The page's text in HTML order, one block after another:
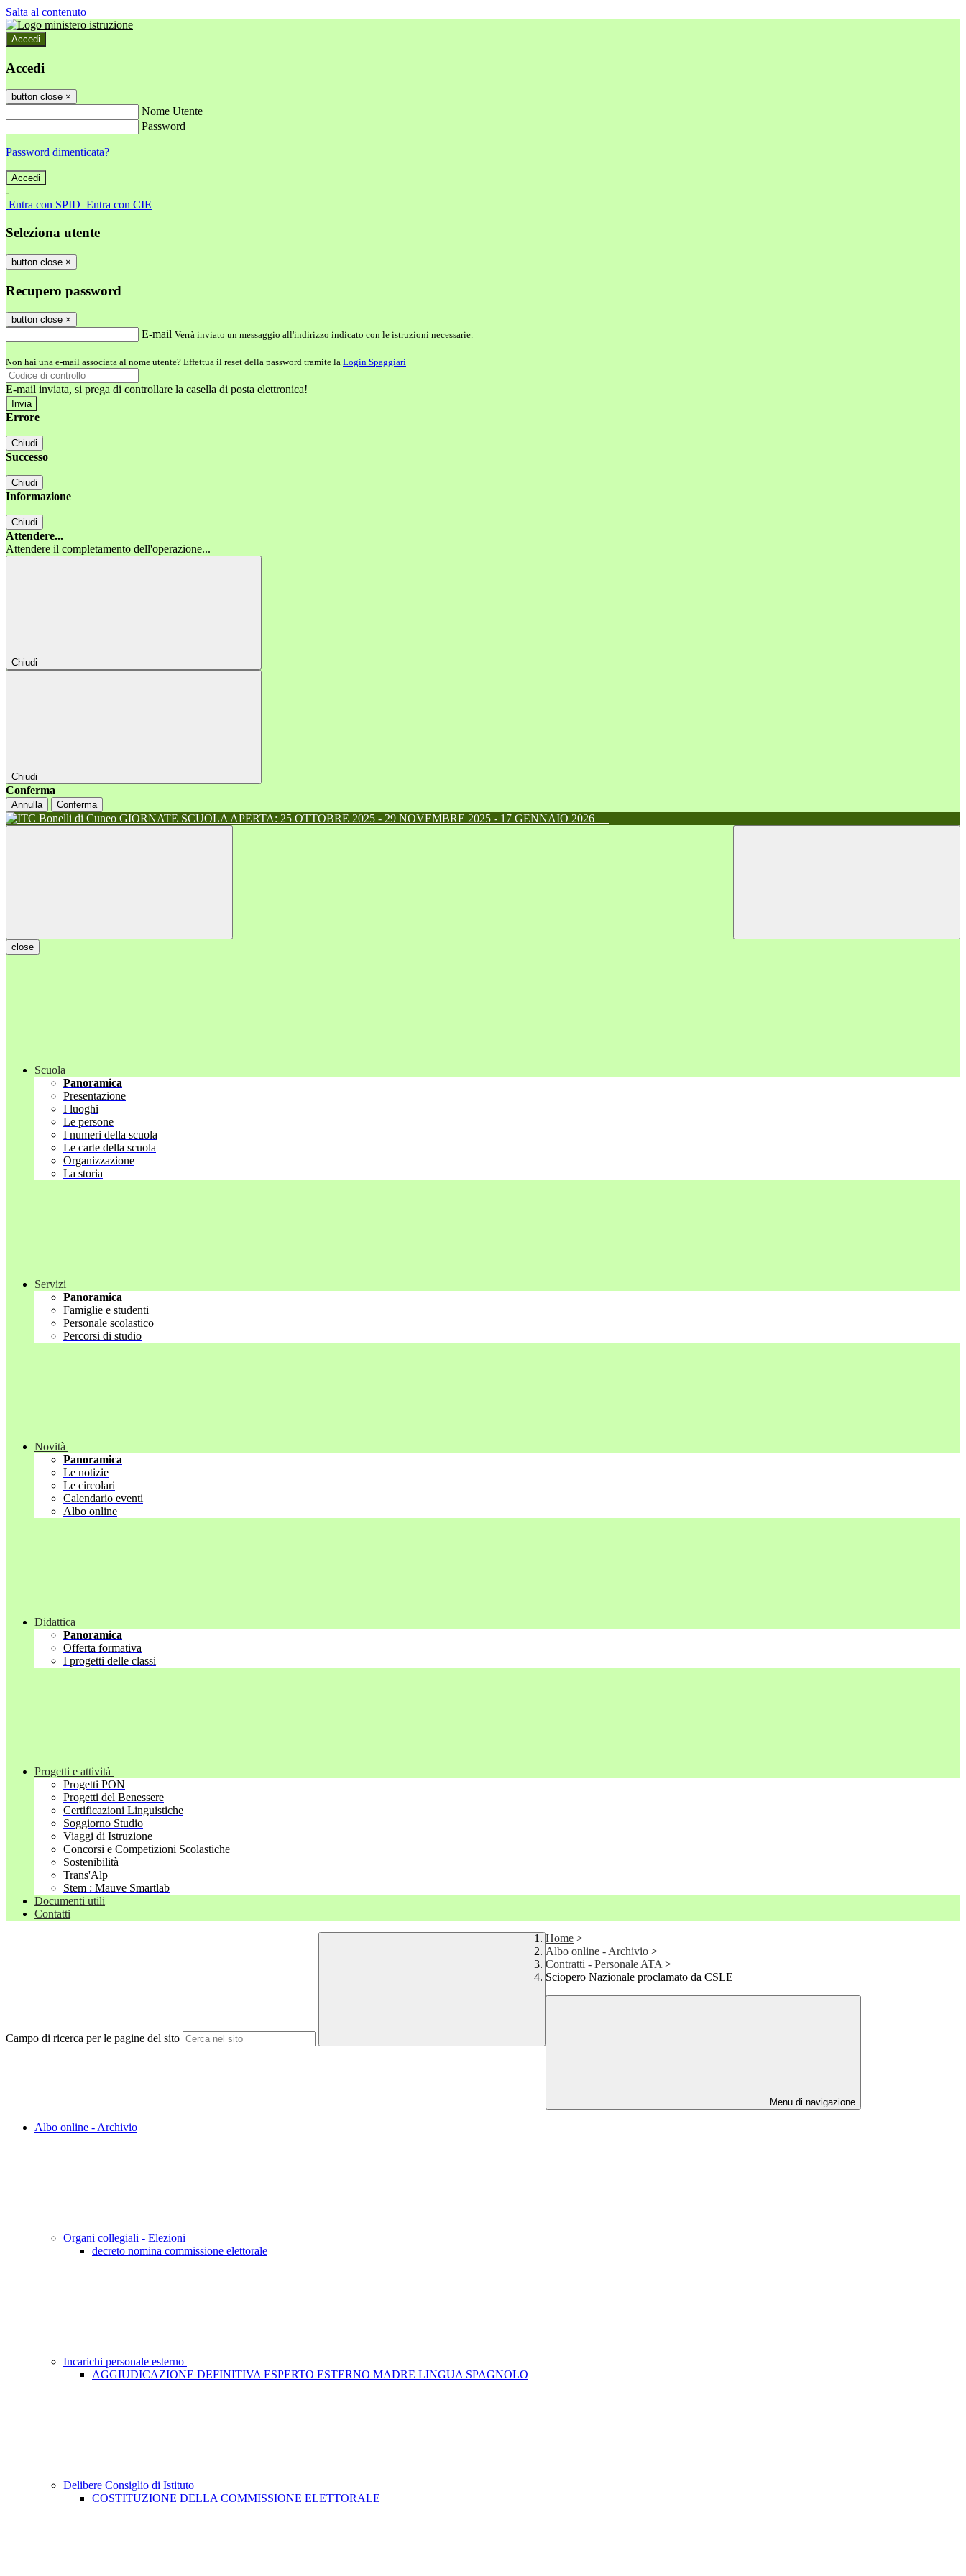
Salta al contenuto
Accedi
Accedi
button close ×
Nome Utente
Password
Password dimenticata?
-
Entra con SPID Entra con CIE
Seleziona utente
button close ×
Recupero password
button close ×
E-mail Verrà inviato un messaggio all'indirizzo indicato con le istruzioni necessarie.
Non hai una e-mail associata al nome utente? Effettua il reset della password tramite la Login Spaggiari
E-mail inviata, si prega di controllare la casella di posta elettronica!
Errore
Chiudi
Successo
Chiudi
Informazione
Chiudi
Attendere...
Attendere il completamento dell'operazione...
Chiudi
Chiudi
Conferma
Annulla Conferma
GIORNATE SCUOLA APERTA: 25 OTTOBRE 2025 - 29 NOVEMBRE 2025 - 17 GENNAIO 2026
close
Scuola
Panoramica
Presentazione
I luoghi
Le persone
I numeri della scuola
Le carte della scuola
Organizzazione
La storia
Servizi
Panoramica
Famiglie e studenti
Personale scolastico
Percorsi di studio
Novità
Panoramica
Le notizie
Le circolari
Calendario eventi
Albo online
Didattica
Panoramica
Offerta formativa
I progetti delle classi
Progetti e attività
Progetti PON
Progetti del Benessere
Certificazioni Linguistiche
Soggiorno Studio
Viaggi di Istruzione
Concorsi e Competizioni Scolastiche
Sostenibilità
Trans'Alp
Stem : Mauve Smartlab
Documenti utili
Contatti
Campo di ricerca per le pagine del sito
Home >
Albo online - Archivio >
Contratti - Personale ATA >
Sciopero Nazionale proclamato da CSLE
Menu di navigazione
Albo online - Archivio
Organi collegiali - Elezioni
decreto nomina commissione elettorale
Incarichi personale esterno
AGGIUDICAZIONE DEFINITIVA ESPERTO ESTERNO MADRE LINGUA SPAGNOLO
Delibere Consiglio di Istituto
COSTITUZIONE DELLA COMMISSIONE ELETTORALE